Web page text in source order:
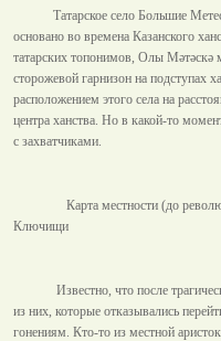
Татарское село Большие
основано во времена Казанского
татарских топонимов, Олы Мәтәскә
сторожевой гарнизон на подступах
расположением этого села на
центра ханства. Но в какой-то
с захватчиками.
Карта местности (до
Ключищи
Известно, что после
из них, которые отказывались
гонениям. Кто-то из местной